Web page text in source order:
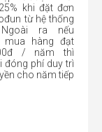
khi đặt đơn
từ hệ thống
Ngoài ra nếu
mua hàng đạt
/ năm thì
đóng phí duy trì
cho năm tiếp